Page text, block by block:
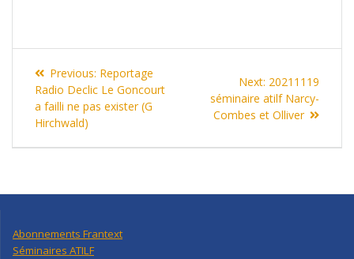
Navigation
de
l’article
Previous: Previous
post:
Reportage
Radio Declic Le Goncourt
a failli ne pas exister (G
Hirchwald)
Next: Next
post:
20211119
séminaire atilf Narcy-
Combes et Olliver
Abonnements Frantext
Séminaires ATILF